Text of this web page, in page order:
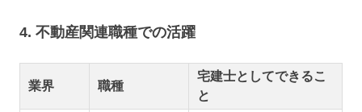
4. 不動産関連職種での活躍
業界 職種
宅建士としてできるこ
と